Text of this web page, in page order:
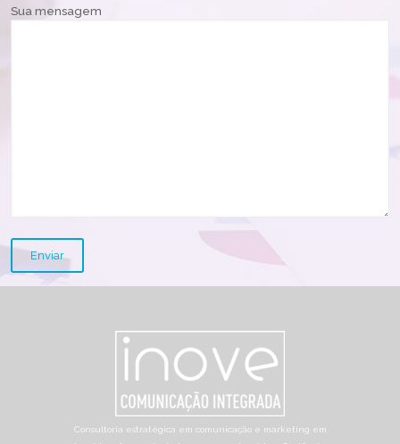
Sua mensagem
Consultoria estratégica em comunicação e marketing em